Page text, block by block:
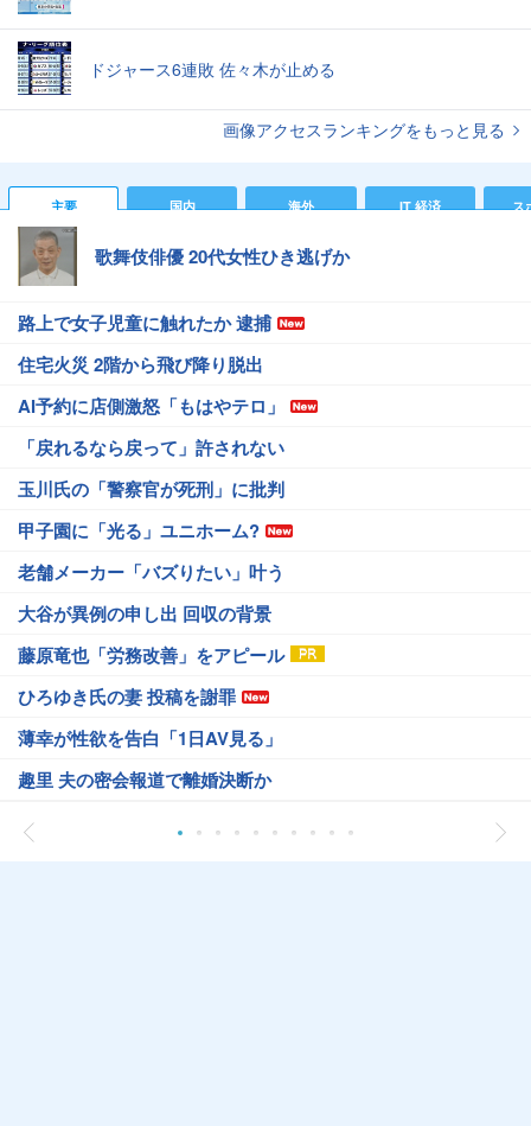
ドジャース6連敗 佐々木が止める
画像アクセスランキングをもっと見る
主要 国内 海外 IT 経済 ス
歌舞伎俳優 20代女性ひき逃げか
路上で女子児童に触れたか 逮捕
住宅火災 2階から飛び降り脱出
AI予約に店側激怒「もはやテロ」
「戻れるなら戻って」許されない
玉川氏の「警察官が死刑」に批判
甲子園に「光る」ユニホーム?
老舗メーカー「バズりたい」叶う
大谷が異例の申し出 回収の背景
藤原竜也「労務改善」をアピール
ひろゆき氏の妻 投稿を謝罪
薄幸が性欲を告白「1日AV見る」
趣里 夫の密会報道で離婚決断か